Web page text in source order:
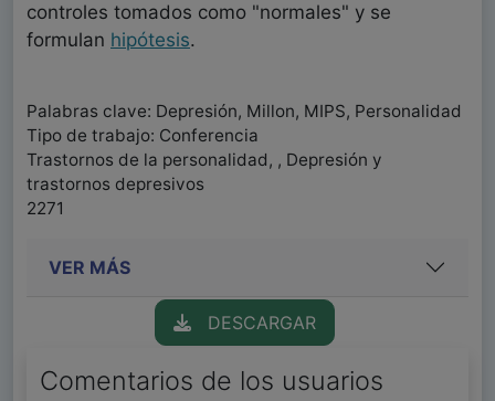
controles tomados como "normales" y se
formulan hipótesis.
Palabras clave: Depresión, Millon, MIPS, Personalidad
Tipo de trabajo: Conferencia
Trastornos de la personalidad, , Depresión y
trastornos depresivos
2271
VER MÁS
DESCARGAR
Comentarios de los usuarios